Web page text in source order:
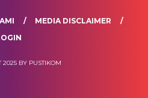
MEDIA DISCLAIMER
2025 BY PUSTIKOM